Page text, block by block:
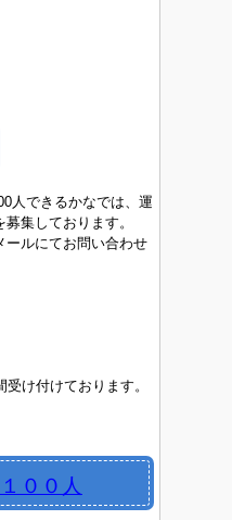
人できるかなでは、運
集しております。
ールにてお問い合わせ
け付けております。
００人